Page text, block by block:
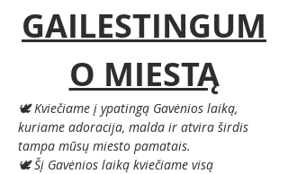
GAILESTINGUM
O MIESTĄ
🕊️ Kviečiame į ypatingą Gavėnios laiką,
kuriame adoracija, malda ir atvira širdis
tampa mūsų miesto pamatais.
🕊️ Šį Gavėnios laiką kviečiame visą